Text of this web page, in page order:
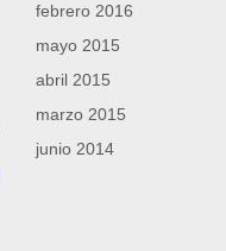
febrero 2016
mayo 2015
abril 2015
marzo 2015
junio 2014